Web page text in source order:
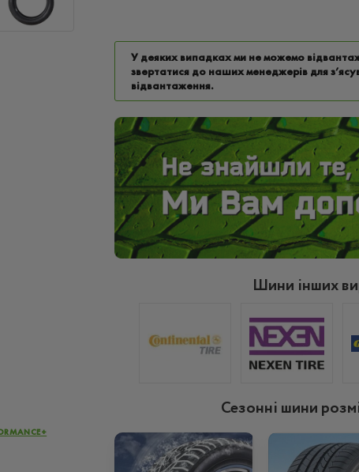
У деяких випадках ми не можемо
звертатися до наших менеджерів для
відвантаження.
Шини інших
Сезонні шини